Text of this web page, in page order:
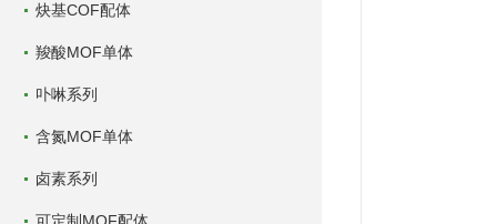
炔基COF配体
羧酸MOF单体
卟啉系列
含氮MOF单体
卤素系列